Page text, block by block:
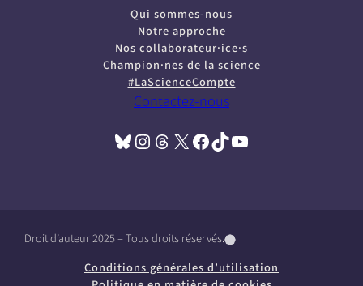
Qui sommes-nous
Notre approche
Nos collaborateur·ice·s
Champion·nes de la science
#LaScienceCompte
Contactez-nous
Bluesky(opens in a new tab) Instagram
(opens in a new tab) Threads(opens in a new tab) X(opens in a new tab) Facebook(opens in a new tab) TikTok(opens in a new tab) YouTube(opens in a new tab)
Droit d’auteur 2025 – Tous droits réservés.(
o
p
(
o
p
(
o
p
Conditions générales d’utilisation